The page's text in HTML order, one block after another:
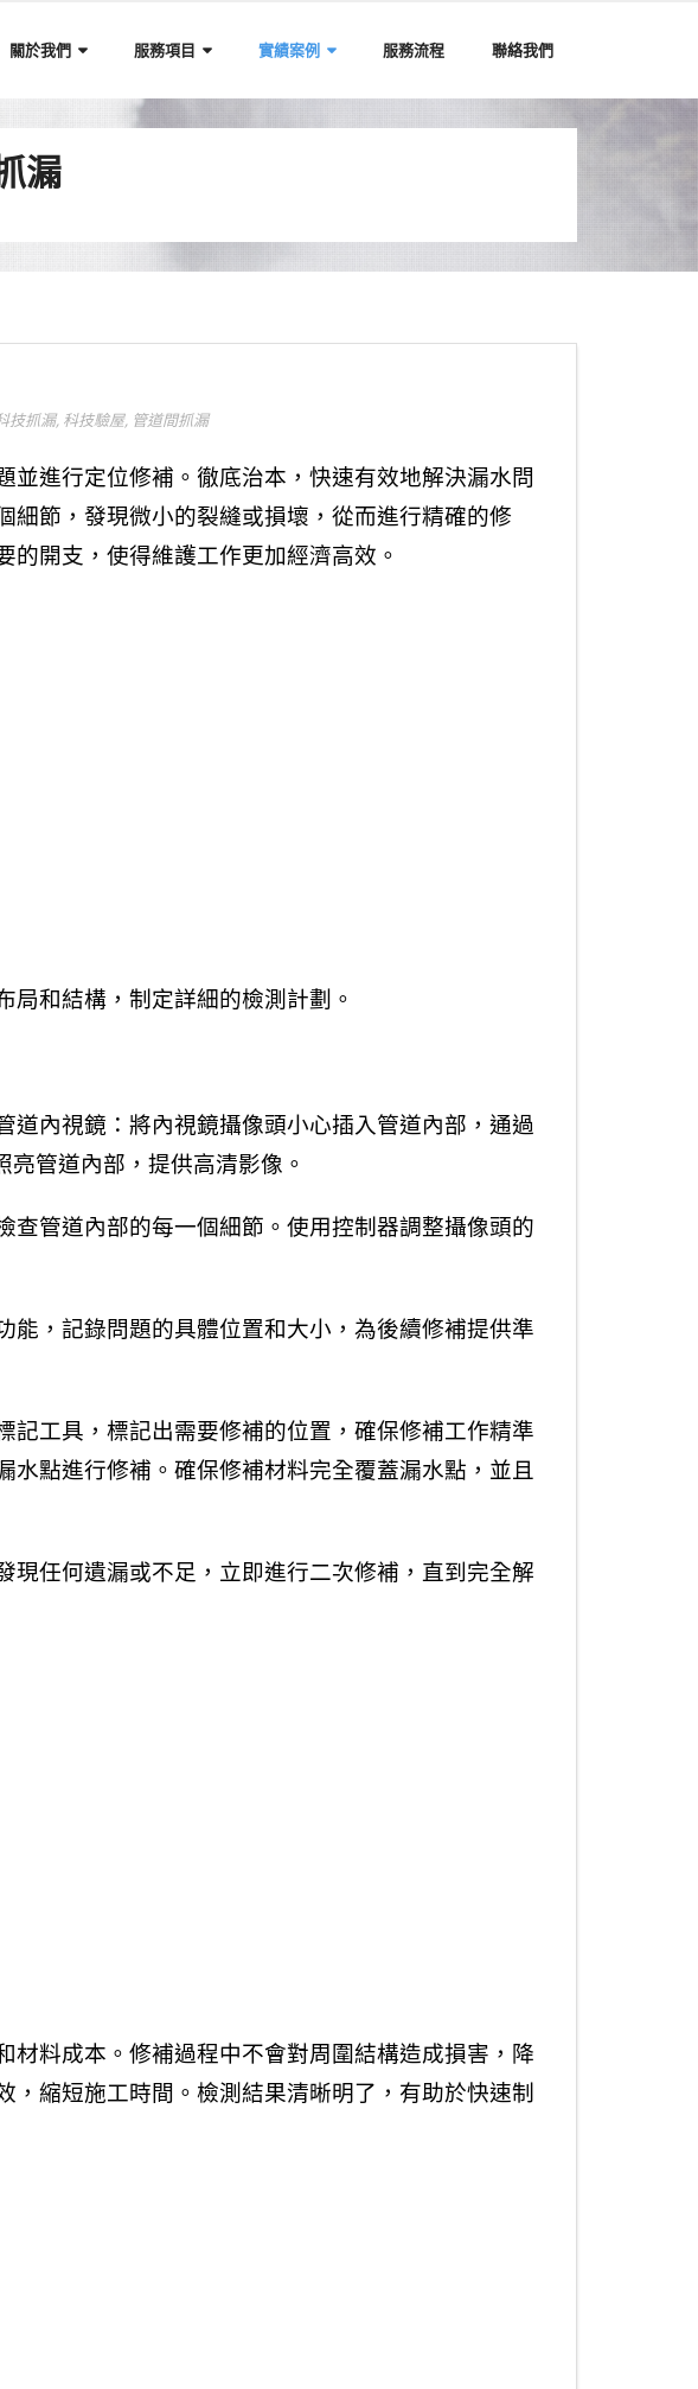
關於我們 服務項目 實績案例 服務流程 聯絡我們
漏
技抓漏, 科技驗屋, 管道間抓漏
進行定位修補。徹底治本，快速有效地解決漏水問
節，發現微小的裂縫或損壞，從而進行精確的修
開支，使得維護工作更加經濟高效。
和結構，制定詳細的檢測計劃。
內視鏡：將內視鏡攝像頭小心插入管道內部，通過
管道內部，提供高清影像。
管道內部的每一個細節。使用控制器調整攝像頭的
，記錄問題的具體位置和大小，為後續修補提供準
工具，標記出需要修補的位置，確保修補工作精準
點進行修補。確保修補材料完全覆蓋漏水點，並且
任何遺漏或不足，立即進行二次修補，直到完全解
料成本。修補過程中不會對周圍結構造成損害，降
縮短施工時間。檢測結果清晰明了，有助於快速制